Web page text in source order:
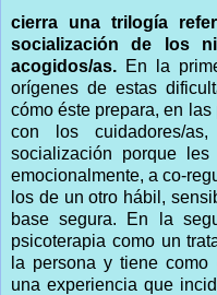
cierra una trilogía
socialización de los
acogidos/as. En la
orígenes de estas
cómo éste prepara, en
con los cuidadores/
socialización porque
emocionalmente, a co-
los de un otro hábil,
base segura. En la
psicoterapia como un
la persona y tiene
una experiencia que